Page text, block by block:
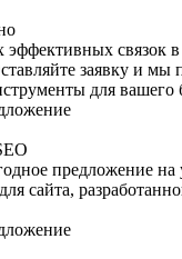
связок в
заявку и мы
для вашего
предложение на
сайта,